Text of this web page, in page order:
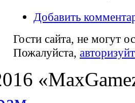
Добавить
Гости сайта, не могут
Пожалуйста,